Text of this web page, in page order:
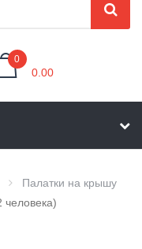
0
0.00
Палатки на крышу